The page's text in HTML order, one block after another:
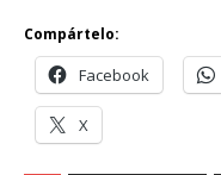
Compártelo:
Facebook
X